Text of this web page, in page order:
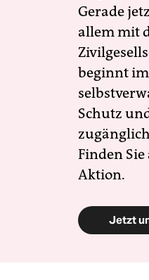
Gerade
allem mit
beginnt
Schutz
Finden
Aktion.
Jetzt